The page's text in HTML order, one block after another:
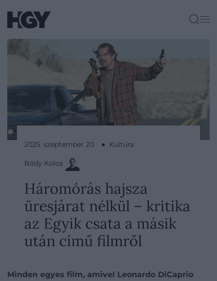
2025. szeptember 20. ● Kultúra
Bódy Kolos
Háromórás hajsza
üresjárat nélkül – kritika
az Egyik csata a másik
után című filmről
Minden egyes film, amivel Leonardo DiCaprio